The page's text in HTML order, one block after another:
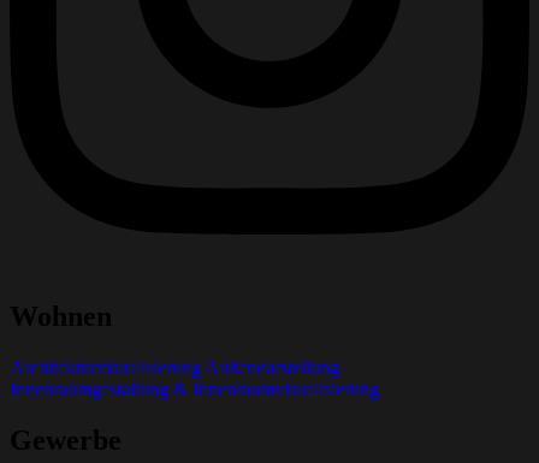
Wohnen
Architekturvisualisierung Außendarstellung
Innenraumgestaltung & Innenraumvisualisierung
Gewerbe